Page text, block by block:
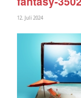
12. Juli 2024